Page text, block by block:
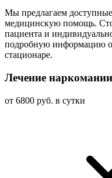
Мы предлагаем
медицинскую помощь.
пациента и
подробную информацию
стационаре.
Лечение наркомании
от 6800 руб. в сутки